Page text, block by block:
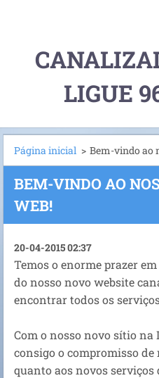
LIGUE
Página inicial > Bem-vindo ao
BEM-VINDO AO
WEB!
20-04-2015 02:37
Temos o enorme prazer
do nosso novo website
encontrar todos os
Com o nosso novo sítio
consigo o compromisso
quanto aos novos serviços